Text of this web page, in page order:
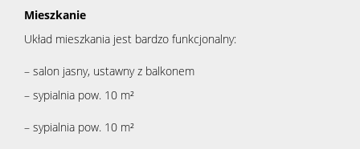
Mieszkanie
Układ mieszkania jest bardzo funkcjonalny:
– salon jasny, ustawny z balkonem
– sypialnia pow. 10 m²
– sypialnia pow. 10 m²